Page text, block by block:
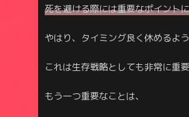
死を避ける際には重要なポイント
やはり、タイミング良く休めるよ
これは生存戦略としても非常に重
もう一つ重要なことは、